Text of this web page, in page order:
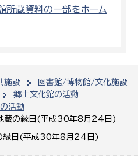
施設
図書館/博物館/文化施設
郷土文化館の活動
活動
蔵の縁日(平成30年8月24日)
縁日(平成30年8月24日)
所蔵資料の一部をホーム